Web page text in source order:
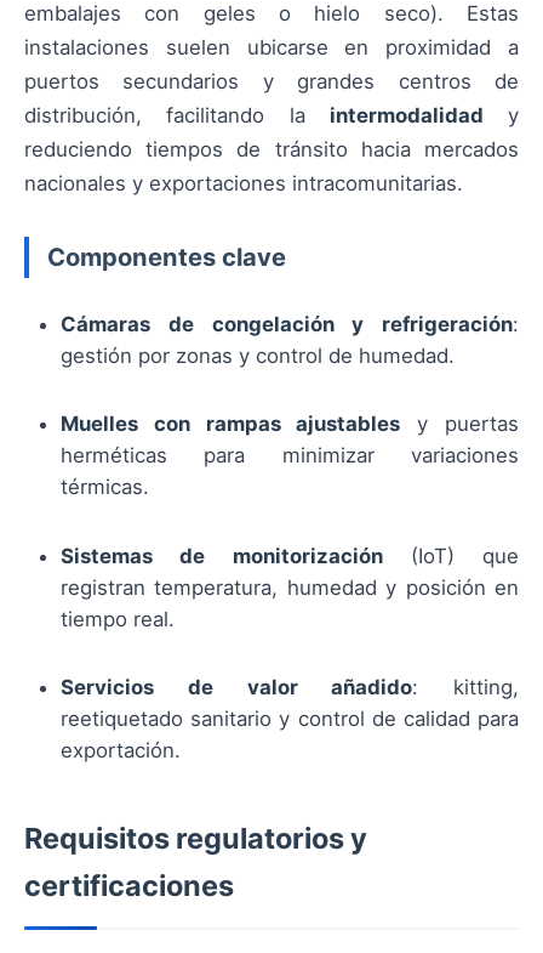
embalajes con geles o hielo seco). Estas
instalaciones suelen ubicarse en proximidad a
puertos secundarios y grandes centros de
distribución, facilitando la intermodalidad y
reduciendo tiempos de tránsito hacia mercados
nacionales y exportaciones intracomunitarias.
Componentes clave
Cámaras de congelación y refrigeración:
gestión por zonas y control de humedad.
Muelles con rampas ajustables y puertas
herméticas para minimizar variaciones
térmicas.
Sistemas de monitorización(IoT) que
registran temperatura, humedad y posición en
tiempo real.
Servicios de valor añadido: kitting,
reetiquetado sanitario y control de calidad para
exportación.
Requisitos regulatorios y
certificaciones